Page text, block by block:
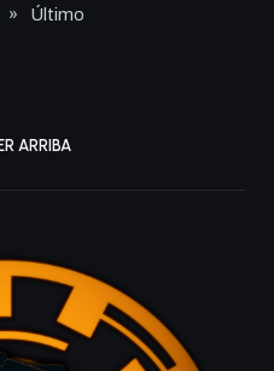
» Último
ARRIBA